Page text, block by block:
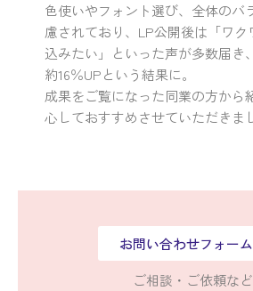
色使いやフォント選び、全体のバ
慮されており、LP公開後は「ワ
込みたい」といった声が多数届き
約16％UPという結果に。
成果をご覧になった同業の方から
心しておすすめさせていただきま
お問い合わせフォー
ご相談・ご依頼など